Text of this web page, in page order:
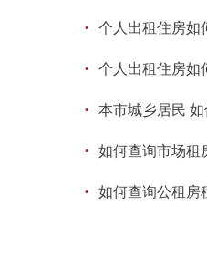
· 个人出租住房如
· 个人出租住房如
· 本市城乡居民
· 如何查询市场租
· 如何查询公租房